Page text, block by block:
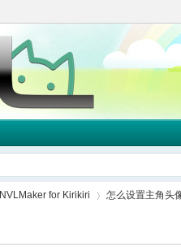
NVLMaker for Kirikiri 怎么设置主角头